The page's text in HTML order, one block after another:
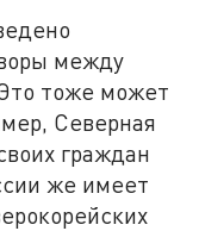
между
тоже может
Северная
граждан
же имеет